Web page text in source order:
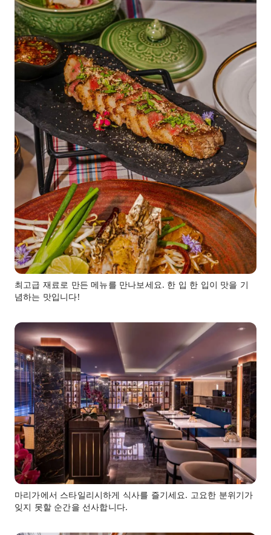
최고급 재료로 만든 메뉴를 만나보세요. 한 입 한 입이 맛을 기
념하는 맛입니다!
마리가에서 스타일리시하게 식사를 즐기세요. 고요한 분위기가
잊지 못할 순간을 선사합니다.